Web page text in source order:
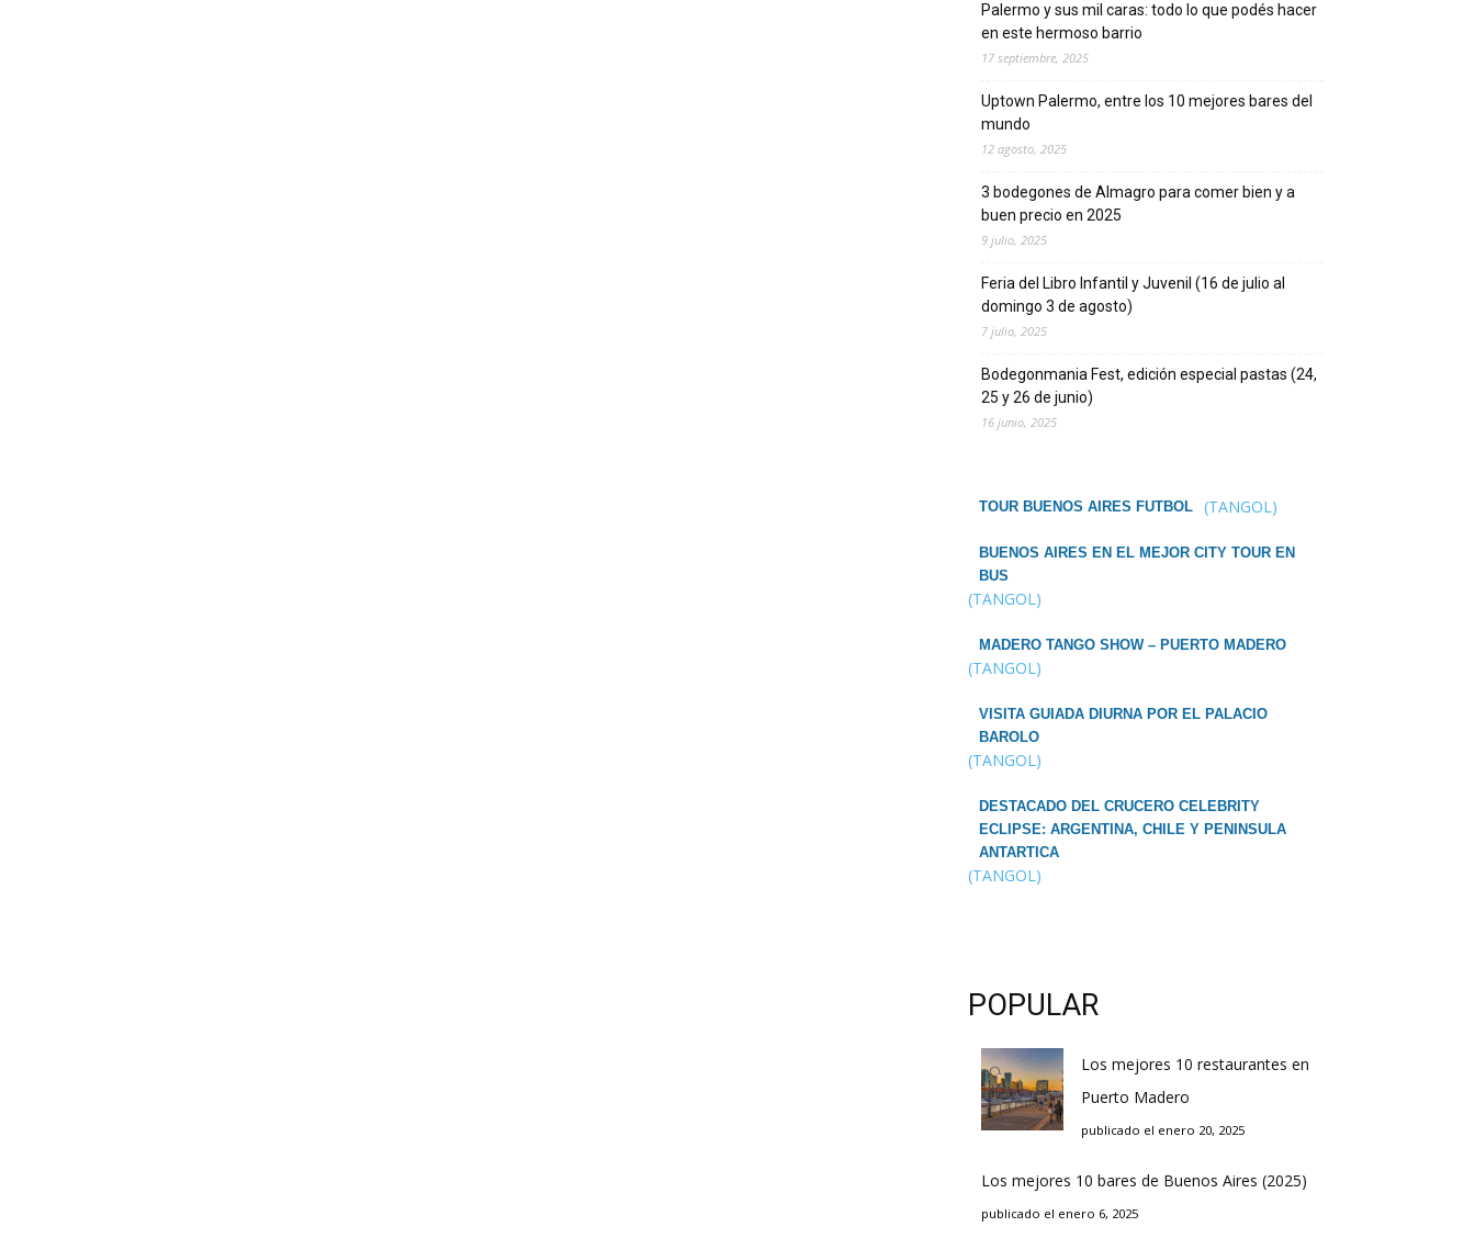
Palermo y sus mil caras: todo lo que podés hacer
en este hermoso barrio
17 septiembre, 2025
Uptown Palermo, entre los 10 mejores bares del
mundo
12 agosto, 2025
3 bodegones de Almagro para comer bien y a
buen precio en 2025
9 julio, 2025
Feria del Libro Infantil y Juvenil (16 de julio al
domingo 3 de agosto)
7 julio, 2025
Bodegonmania Fest, edición especial pastas (24,
25 y 26 de junio)
16 junio, 2025
TOUR BUENOS AIRES FUTBOL (TANGOL)
BUENOS AIRES EN EL MEJOR CITY TOUR EN
BUS
(TANGOL)
MADERO TANGO SHOW – PUERTO MADERO
(TANGOL)
VISITA GUIADA DIURNA POR EL PALACIO
BAROLO
(TANGOL)
DESTACADO DEL CRUCERO CELEBRITY
ECLIPSE: ARGENTINA, CHILE Y PENINSULA
ANTARTICA
(TANGOL)
POPULAR
Los mejores 10 restaurantes en
Puerto Madero
publicado el enero 20, 2025
Los mejores 10 bares de Buenos Aires (2025)
publicado el enero 6, 2025